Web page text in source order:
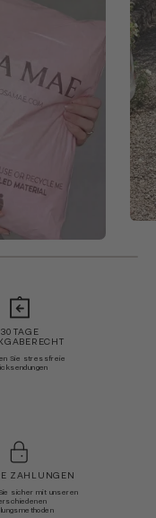
30 TAGE
Sie stressfreie
ZAHLUNGEN
sicher mit unseren